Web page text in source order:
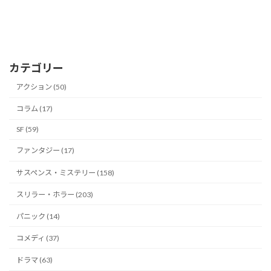
カテゴリー
アクション (50)
コラム (17)
SF (59)
ファンタジー (17)
サスペンス・ミステリー (158)
スリラー・ホラー (203)
パニック (14)
コメディ (37)
ドラマ (63)